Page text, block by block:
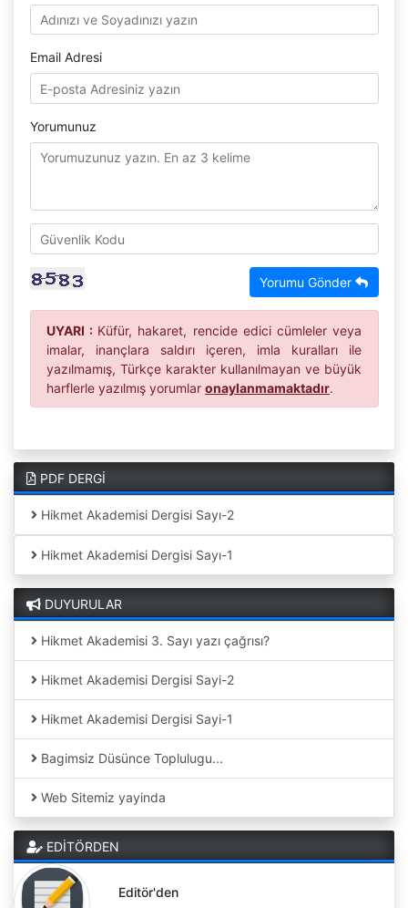
Email Adresi
Yorumunuz
Yorumu Gönder
UYARI : Küfür, hakaret, rencide edici cümleler veya
imalar, inançlara saldırı içeren, imla kuralları ile
yazılmamış, Türkçe karakter kullanılmayan ve büyük
harflerle yazılmış yorumlar onaylanmamaktadır.
PDF DERGİ
Hikmet Akademisi Dergisi Sayı-2
Hikmet Akademisi Dergisi Sayı-1
DUYURULAR
Hikmet Akademisi 3. Sayı yazı çağrısı?
Hikmet Akademisi Dergisi Sayi-2
Hikmet Akademisi Dergisi Sayi-1
Bagimsiz Düsünce Toplulugu...
Web Sitemiz yayinda
EDİTÖRDEN
Editör'den